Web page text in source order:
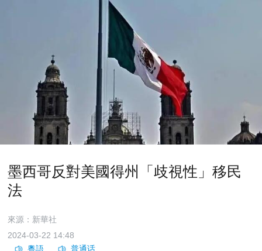
墨西哥反對美國得州「歧視性」移民
法
來源：新華社
2024-03-22 14:48